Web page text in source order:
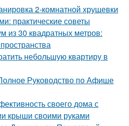
2-комнатной хрущевки
практические советы
из 30 квадратных метров:
небольшую квартиру в
Руководство по Афише
своего дома с
крыши своими руками